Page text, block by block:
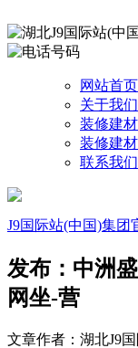
网站首页
关于我们
装修建
装修建
联系我们
J9国际站(中国)集团
发布：中洲
网坐-营
文章作者：湖北J9